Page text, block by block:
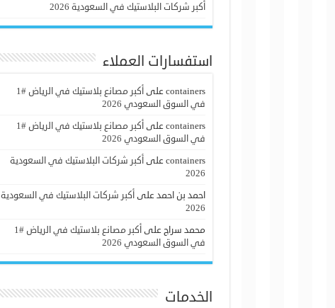
أكبر شركات البلاستيك في السعودية 2026
استفسارات العملاء
containers على
أكبر مصانع بلاستيك في الرياض #1
في السوق السعودي 2026
containers على
أكبر مصانع بلاستيك في الرياض #1
في السوق السعودي 2026
containers علىأكبر شركات البلاستيك في السعودية
2026
احمد بن احمد علىأكبر شركات البلاستيك في السعودية
2026
محمد سراج على
أكبر مصانع بلاستيك في الرياض #1
في السوق السعودي 2026
الخدمات